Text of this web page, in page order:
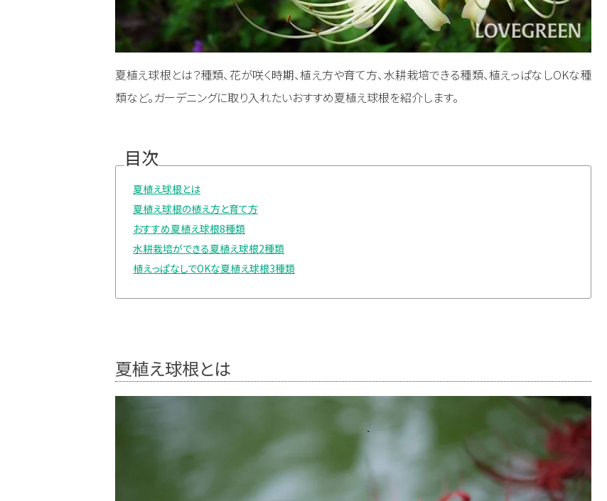
夏植え球根とは？種類、花が咲く時期、植え方や育て方、水耕栽培できる種類、植えっぱなしOKな種
類など。ガーデニングに取り入れたいおすすめ夏植え球根を紹介します。
目次
夏植え球根とは
夏植え球根の植え方と育て方
おすすめ夏植え球根8種類
水耕栽培ができる夏植え球根2種類
植えっぱなしでOKな夏植え球根3種類
夏植え球根とは